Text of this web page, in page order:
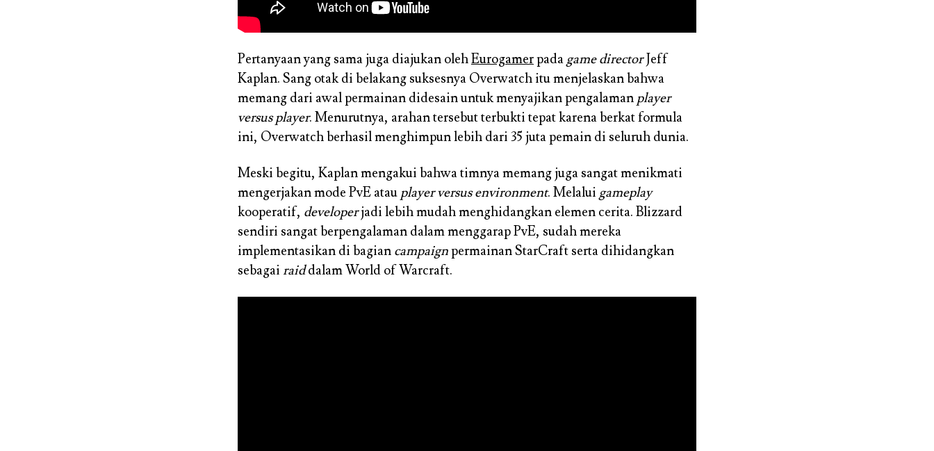
Pertanyaan yang sama juga diajukan olehEurogamerpada game directorJeff
Kaplan. Sang otak di belakang suksesnya Overwatch itu menjelaskan bahwa
memang dari awal permainan didesain untuk menyajikan pengalaman player
versus player. Menurutnya, arahan tersebut terbukti tepat karena berkat formula
ini, Overwatch berhasil menghimpun lebih dari 35 juta pemain di seluruh dunia.
Meski begitu, Kaplan mengakui bahwa timnya memang juga sangat menikmati
mengerjakan mode PvE atau player versus environment. Melalui gameplay
kooperatif, developerjadi lebih mudah menghidangkan elemen cerita. Blizzard
sendiri sangat berpengalaman dalam menggarap PvE, sudah mereka
implementasikan di bagian campaignpermainan StarCraft serta dihidangkan
sebagai raiddalam World of Warcraft.